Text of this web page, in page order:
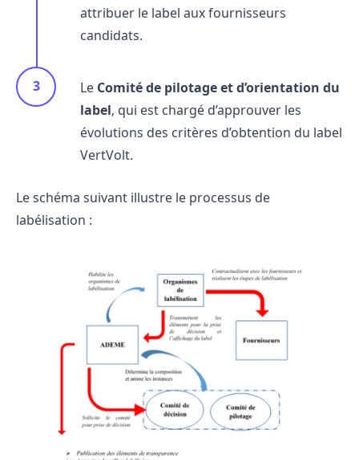
attribuer le label aux fournisseurs
candidats.
Le Comité de pilotage et d’orientation du
label, qui est chargé d’approuver les
évolutions des critères d’obtention du label
VertVolt.
Le schéma suivant illustre le processus de
labélisation :